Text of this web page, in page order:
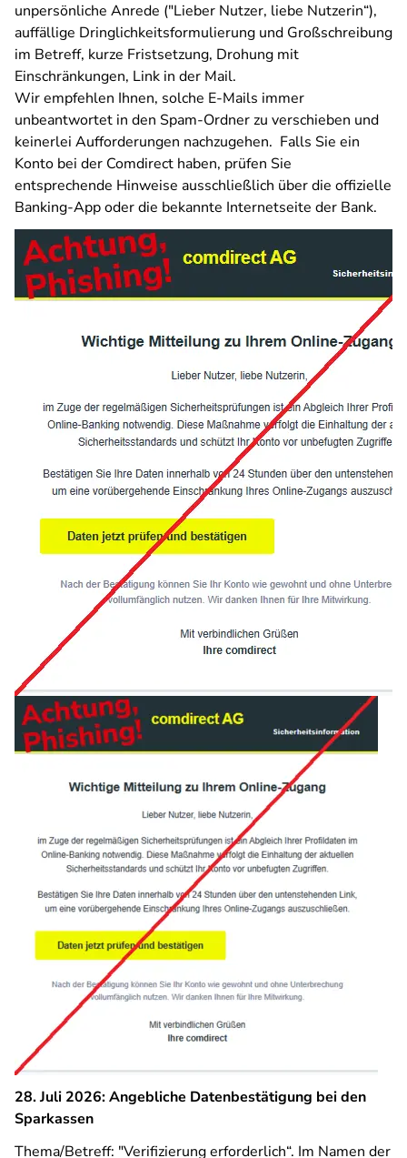
unpersönliche Anrede ("Lieber Nutzer, liebe Nutzerin“),
auffällige Dringlichkeitsformulierung und Großschreibung
im Betreff, kurze Fristsetzung, Drohung mit
Einschränkungen, Link in der Mail.
Wir empfehlen Ihnen, solche E-Mails immer
unbeantwortet in den Spam-Ordner zu verschieben und
keinerlei Aufforderungen nachzugehen. Falls Sie ein
Konto bei der Comdirect haben, prüfen Sie
entsprechende Hinweise ausschließlich über die offizielle
Banking-App oder die bekannte Internetseite der Bank.
28. Juli 2026: Angebliche Datenbestätigung bei den
Sparkassen
Thema/Betreff: "Verifizierung erforderlich“. Im Namen der